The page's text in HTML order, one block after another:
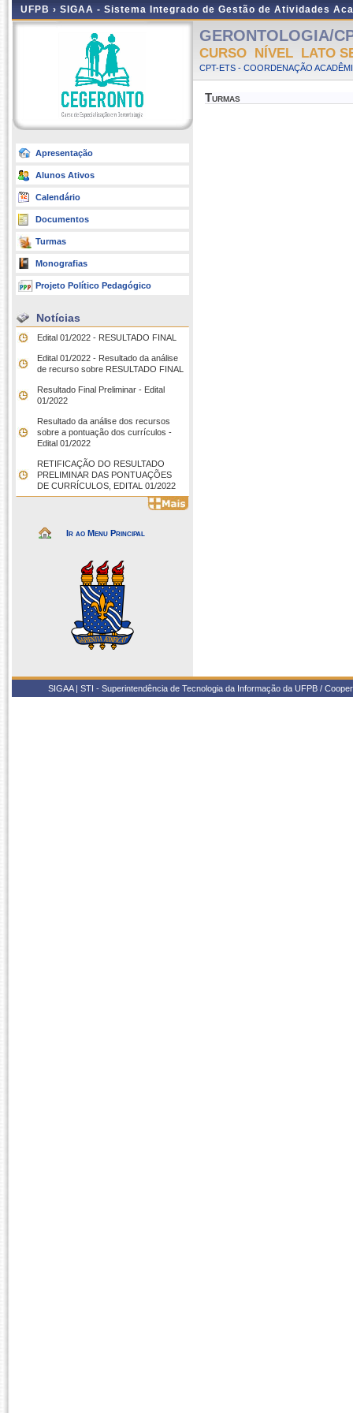
UFPB › SIGAA - Sistema Integrado de Gestão de Atividades
Apresentação
Alunos Ativos
Calendário
Documentos
Turmas
Monografias
Projeto Político Pedagógico
Notícias
Edital 01/2022 - RESULTADO FINAL
Edital 01/2022 - Resultado da análise
de recurso sobre RESULTADO FINAL
Resultado Final Preliminar - Edital
01/2022
Resultado da análise dos recursos
sobre a pontuação dos currículos -
Edital 01/2022
RETIFICAÇÃO DO RESULTADO
PRELIMINAR DAS PONTUAÇÕES
DE CURRÍCULOS, EDITAL 01/2022
Ir ao Menu Principal
GERONTOLOGIA/
CURSO NÍVEL LATO
CPT-ETS - COORDENAÇÃO
Turmas
SIGAA | STI - Superintendência de Tecnologia da Informação da UFPB /